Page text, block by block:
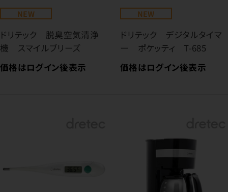
NEW
ドリテック 脱臭空気清浄
機 スマイルブリーズ
価格はログイン後表示
NEW
ドリテック デジタルタイマ
ー ポケッティ T-685
価格はログイン後表示